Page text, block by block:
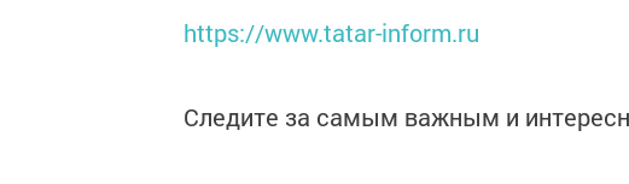
https://www.tatar-inform.ru
Следите за самым важным и